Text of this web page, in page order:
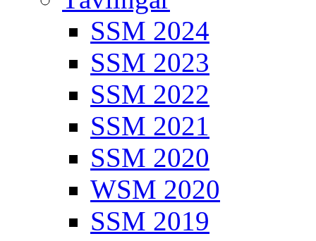
SSM 2024
SSM 2023
SSM 2022
SSM 2021
SSM 2020
WSM 2020
SSM 2019